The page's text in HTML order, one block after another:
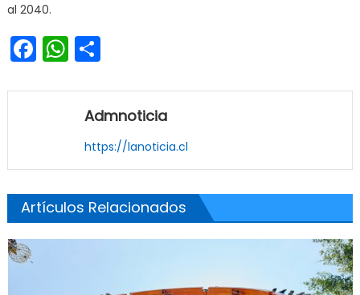
al 2040.
Facebook
WhatsApp
Share
Admnoticia
https://lanoticia.cl
Artículos Relacionados